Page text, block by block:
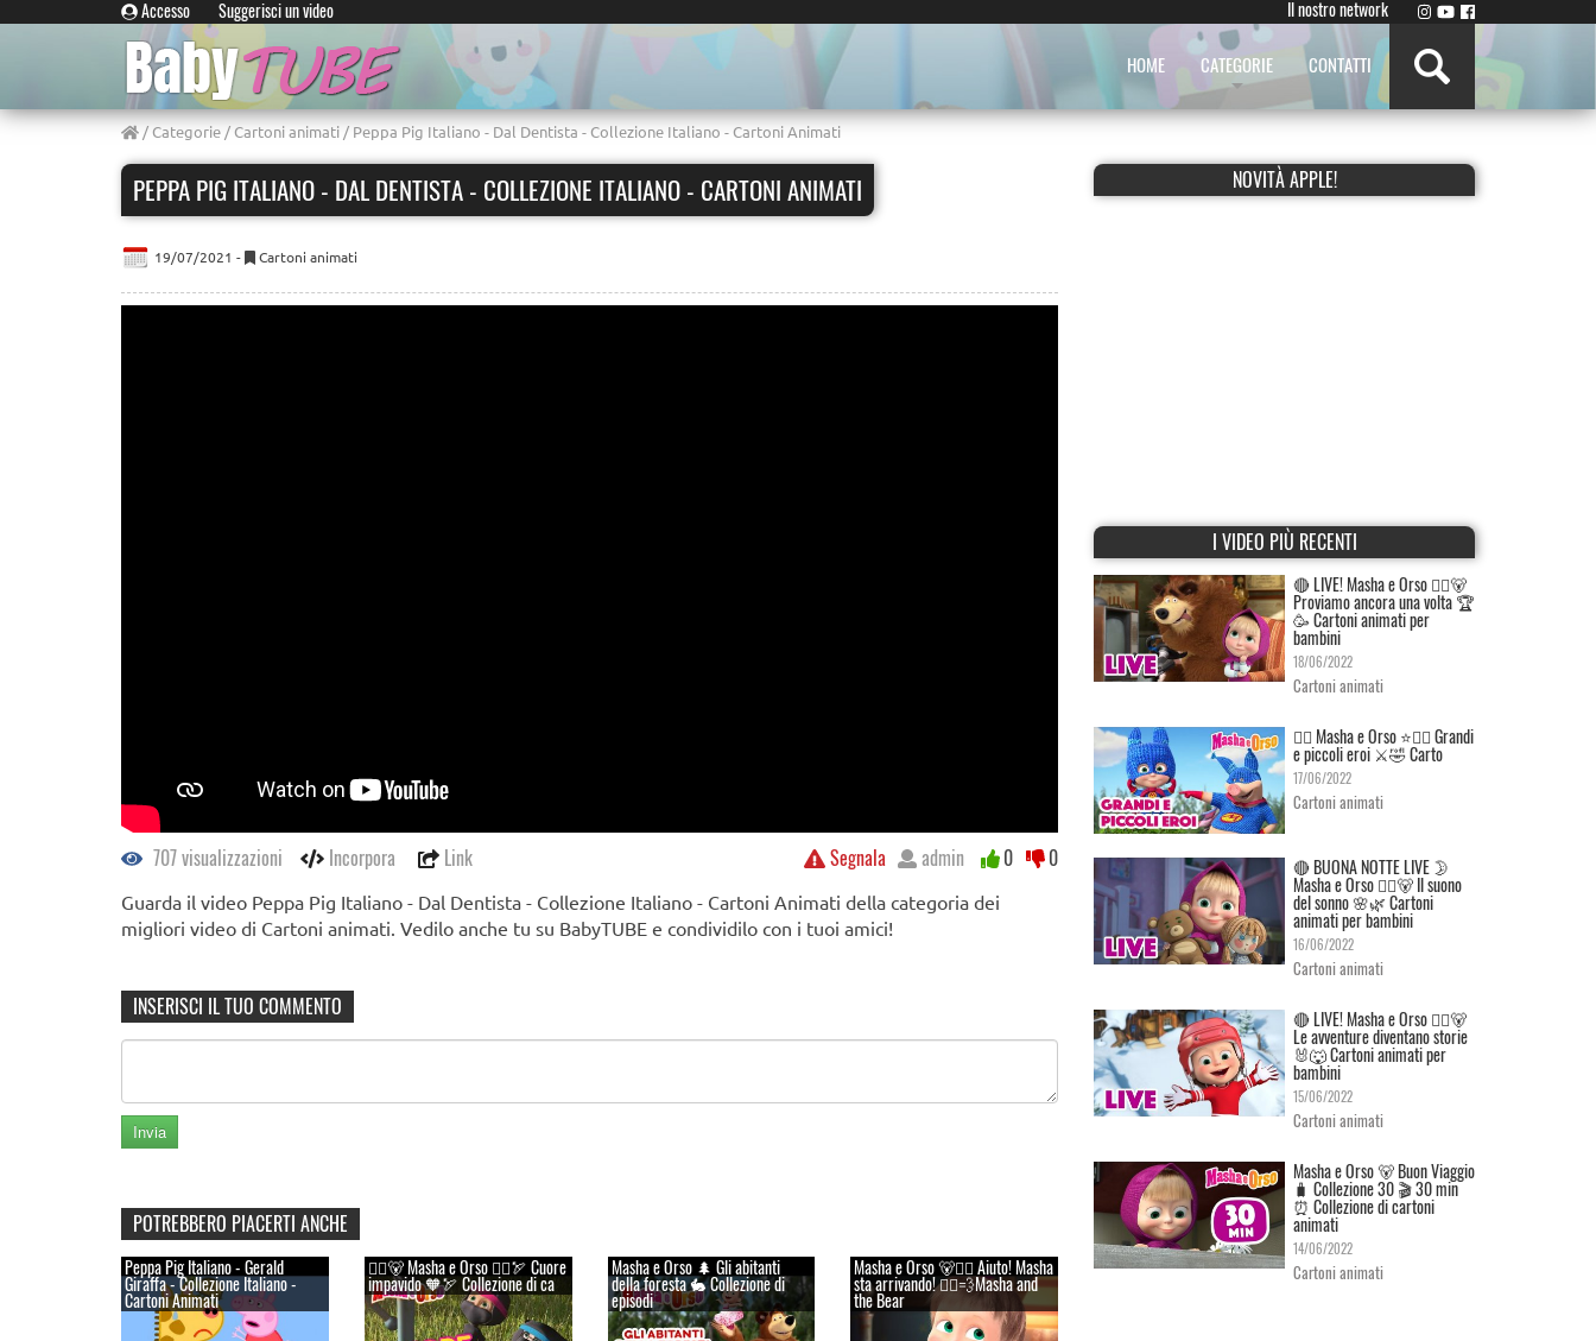
Accesso Suggerisci un video Il nostro network
HOME CATEGORIE CONTATTI
/Categorie/Cartoni animati/ Peppa Pig Italiano - Dal Dentista - Collezione Italiano - Cartoni Animati
PEPPA PIG ITALIANO - DAL DENTISTA - COLLEZIONE ITALIANO - CARTONI ANIMATI
19/07/2021 - Cartoni animati
707 visualizzazioni Incorpora Link Segnala admin 0 0
Guarda il video Peppa Pig Italiano - Dal Dentista - Collezione Italiano - Cartoni Animati della categoria dei
migliori video di Cartoni animati. Vedilo anche tu su BabyTUBE e condividilo con i tuoi amici!
INSERISCI IL TUO COMMENTO
POTREBBERO PIACERTI ANCHE
Peppa Pig Italiano - Gerald
Giraffa - Collezione Italiano -
Cartoni Animati
👱‍♀️🐻 Masha e Orso 👱‍♀️🏹 Cuore
impavido 🧡🏹 Collezione di ca
Masha e Orso 🌲 Gli abitanti
della foresta 🐇 Collezione di
episodi
Masha e Orso 🐻👱‍♀️ Aiuto! Masha
sta arrivando! 🏃‍♀️💨Masha and
the Bear
NOVITÀ APPLE!
I VIDEO PIÙ RECENTI
🔴 LIVE! Masha e Orso 👱‍♀️🐻
Proviamo ancora una volta 🏆
🥳 Cartoni animati per
bambini
18/06/2022
Cartoni animati
👱‍♀️ Masha e Orso ⭐🦸‍♀️ Grandi
e piccoli eroi ⚔️🤣 Carto
17/06/2022
Cartoni animati
🔴 BUONA NOTTE LIVE 🌛
Masha e Orso 👱‍♀️🐻 Il suono
del sonno 🌸🌿 Cartoni
animati per bambini
16/06/2022
Cartoni animati
🔴 LIVE! Masha e Orso 👱‍♀️🐻
Le avventure diventano storie
🐰🐺 Cartoni animati per
bambini
15/06/2022
Cartoni animati
Masha e Orso 🐻 Buon Viaggio
🧳 Сollezione 30 🎬 30 min
⏰ Collezione di cartoni
animati
14/06/2022
Cartoni animati